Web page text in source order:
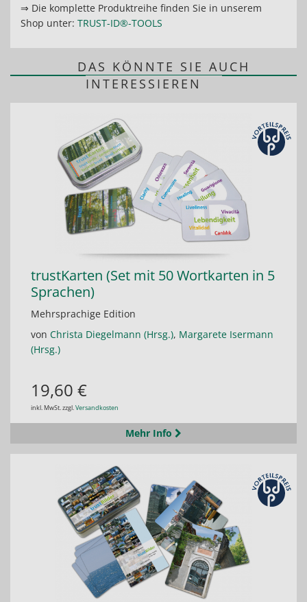
⇒ Die komplette Produktreihe finden Sie in unserem
Shop unter: TRUST-ID®-TOOLS
DAS KÖNNTE SIE AUCH
INTERESSIEREN
trustKarten (Set mit 50 Wortkarten in 5
Sprachen)
Mehrsprachige Edition
von Christa Diegelmann (Hrsg.), Margarete Isermann
(Hrsg.)
19,60 €
inkl. MwSt. zzgl.Versandkosten
Mehr Info